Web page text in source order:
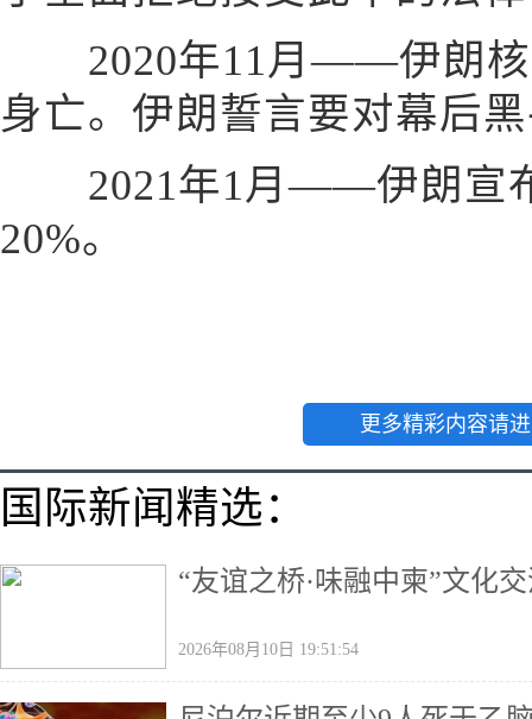
2020年11月——伊朗核
身亡。伊朗誓言要对幕后
2021年1月——伊朗宣布
20%。
更多精彩内容请
国际新闻精选：
“友谊之桥·味融中柬”文化
2026年08月10日 19:51:54